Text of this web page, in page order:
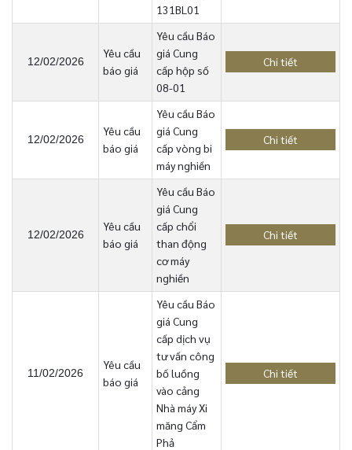
131BL01
12/02/2026
Yêu cầu
báo giá
Yêu cầu Báo
giá Cung
cấp hộp số
08-01
Chi tiết
12/02/2026
Yêu cầu
báo giá
Yêu cầu Báo
giá Cung
cấp vòng bi
máy nghiền
Chi tiết
12/02/2026
Yêu cầu
báo giá
Yêu cầu Báo
giá Cung
cấp chổi
than động
cơ máy
nghiền
Chi tiết
11/02/2026
Yêu cầu
báo giá
Yêu cầu Báo
giá Cung
cấp dịch vụ
tư vấn công
bố luồng
vào cảng
Nhà máy Xi
măng Cẩm
Phả
Chi tiết